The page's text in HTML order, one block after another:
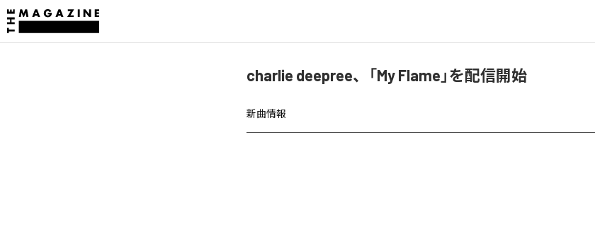
charlie deepree、「My Flame」を配信開始
新曲情報